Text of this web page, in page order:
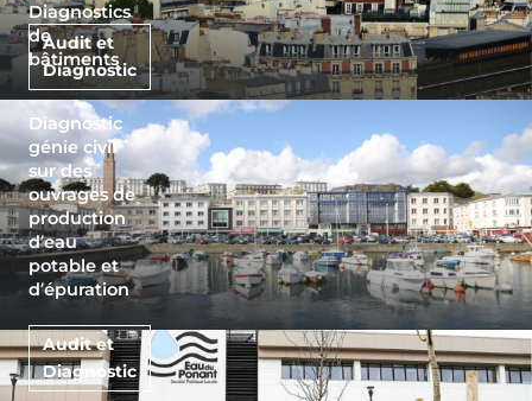
Diagnostics
de
bâtiments
Audit et
Diagnostic
Diagnostic
génie civil
sur des
ouvrages de
production
d’eau
potable et
d’épuration
Audit et
Diagnostic